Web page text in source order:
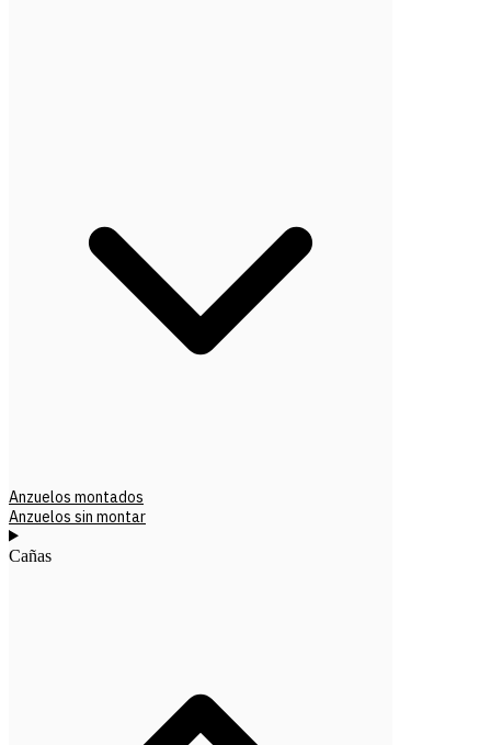
Anzuelos montados
Anzuelos sin montar
Cañas